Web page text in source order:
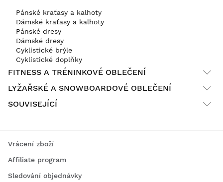
Pánské kraťasy a kalhoty
Dámské kraťasy a kalhoty
Pánské dresy
Dámské dresy
Cyklistické brýle
Cyklistické doplňky
FITNESS A TRÉNINKOVÉ OBLEČENÍ
LYŽAŘSKÉ A SNOWBOARDOVÉ OBLEČENÍ
SOUVISEJÍCÍ
Vrácení zboží
Affiliate program
Sledování objednávky